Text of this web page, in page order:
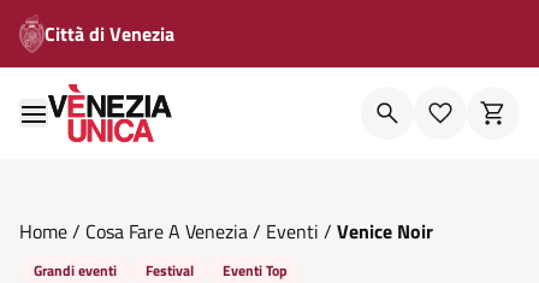
Città di Venezia
Home/ Cosa Fare A Venezia/ Eventi / Venice Noir
Grandi eventi Festival Eventi Top